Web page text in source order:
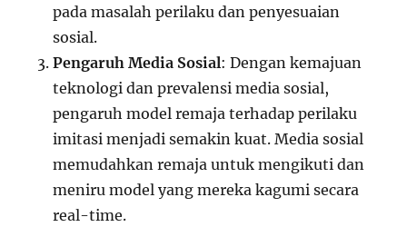
pada masalah perilaku dan penyesuaian
sosial.
Pengaruh Media Sosial: Dengan kemajuan
teknologi dan prevalensi media sosial,
pengaruh model remaja terhadap perilaku
imitasi menjadi semakin kuat. Media sosial
memudahkan remaja untuk mengikuti dan
meniru model yang mereka kagumi secara
real-time.